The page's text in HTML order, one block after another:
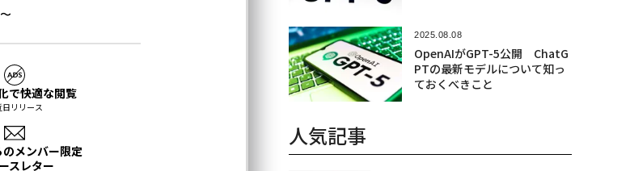
2025.08.08
OpenAIがGPT-5公開 ChatG
PTの最新モデルについて知っ
ておくべきこと
人気記事